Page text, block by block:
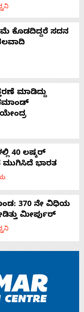
ಕೊಡದಿದ್ದರೆ ಸದನ
ಮಾಡಿದ್ದು
40 ಲಷ್ಕರ್
ಮುಗಿಸಿದೆ ಭಾರತ
370 ನೇ ವಿಧಿಯ
ಮೀರ್ಪುರ್